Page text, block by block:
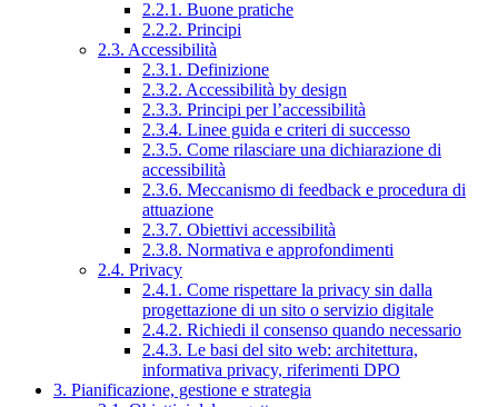
2.2.1. Buone pratiche
2.2.2. Principi
2.3. Accessibilità
2.3.1. Definizione
2.3.2. Accessibilità by design
2.3.3. Principi per l’accessibilità
2.3.4. Linee guida e criteri di successo
2.3.5. Come rilasciare una dichiarazione di
accessibilità
2.3.6. Meccanismo di feedback e procedura di
attuazione
2.3.7. Obiettivi accessibilità
2.3.8. Normativa e approfondimenti
2.4. Privacy
2.4.1. Come rispettare la privacy sin dalla
progettazione di un sito o servizio digitale
2.4.2. Richiedi il consenso quando necessario
2.4.3. Le basi del sito web: architettura,
informativa privacy, riferimenti DPO
3. Pianificazione, gestione e strategia